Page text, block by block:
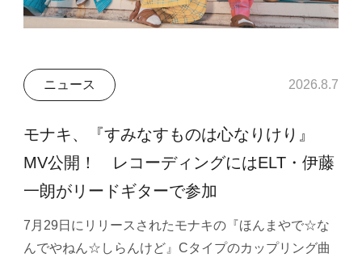
ニュース 2026.8.7
モナキ、『すみなすものは心なりけり』
MV公開！ レコーディングにはELT・伊藤
一朗がリードギターで参加
7月29日にリリースされたモナキの『ほんまやで☆な
んでやねん☆しらんけど』Cタイプのカップリング曲